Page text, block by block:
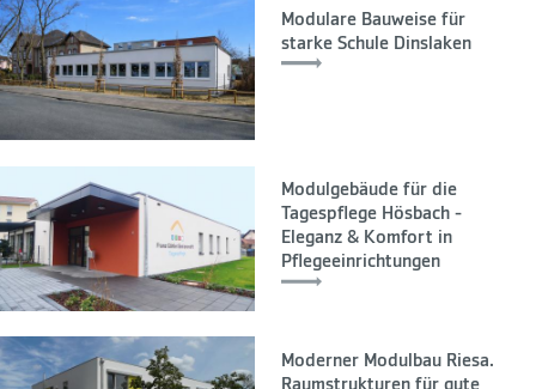
Modulare Bauweise für
starke Schule Dinslaken
Modulgebäude für die
Tagespflege Hösbach -
Eleganz & Komfort in
Pflegeeinrichtungen
Moderner Modulbau Riesa.
Raumstrukturen für gute